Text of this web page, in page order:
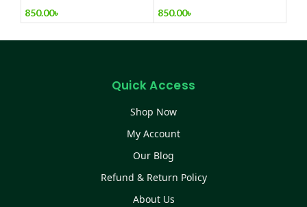
850.00৳ 850.00৳
Quick Access
Shop Now
My Account
Our Blog
Refund & Return Policy
About Us